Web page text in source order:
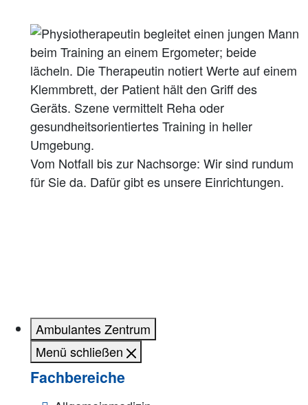
Vom Notfall bis zur Nachsorge: Wir sind rundum
für Sie da. Dafür gibt es unsere Einrichtungen.
Ambulantes Zentrum
Menü schließen
Fachbereiche